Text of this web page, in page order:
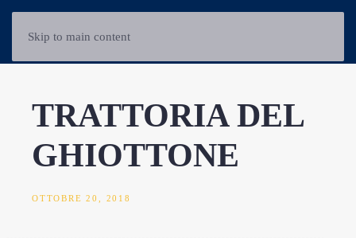
Skip to main content
TRATTORIA DEL
GHIOTTONE
OTTOBRE 20, 2018